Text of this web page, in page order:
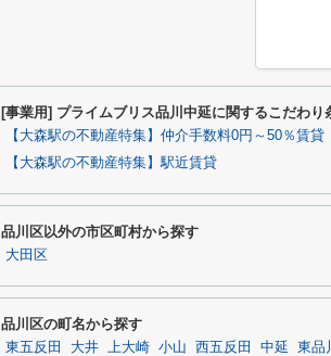
[事業用] プライムブリス品川中延に関するこだわり
【大森駅の不動産特集】仲介手数料0円～50％賃貸
【大森駅の不動産特集】駅近賃貸
品川区以外の市区町村から探す
大田区
品川区の町名から探す
東五反田 大井 上大崎 小山 西五反田 中延 東品